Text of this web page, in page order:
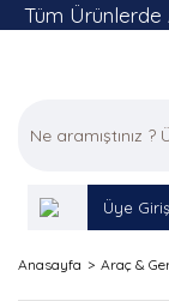
Tüm Ürünlerde
Üye
Anasayfa Araç &